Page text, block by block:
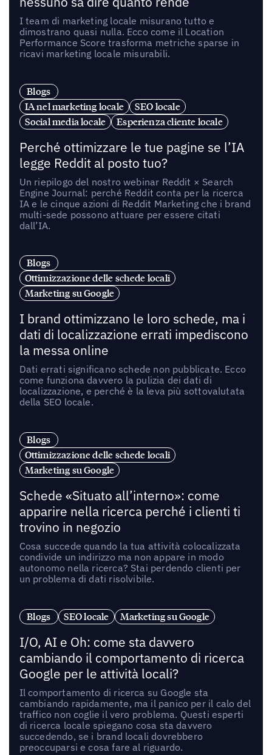
I team di marketing locale misurano tutto e
dimostrano quasi nulla. Ecco come il Location
Performance Score trasforma metriche sparse in
ricavi marketing locale misurabili.
Blogs
IA nel marketing locale
SEO locale
Social media locale
Esperienza cliente locale
Perché ottimizzare le tue pagine se l’IA
legge Reddit al posto tuo?
Un riepilogo del nostro webinar Reddit × Search
Engine Journal: perché Reddit conta per la ricerca
IA e le cinque azioni di Reddit Marketing che i brand
multi-sede possono attuare per essere citati
dall’IA.
Blogs
Ottimizzazione delle schede locali
Marketing su Google
I brand ottimizzano le loro schede, ma i
dati di localizzazione errati impediscono
la messa online
Dati errati significano schede non pubblicate. Ecco
come funziona davvero la pulizia dei dati di
localizzazione, e perché è la leva più sottovalutata
della SEO locale.
Blogs
Ottimizzazione delle schede locali
Marketing su Google
Schede «Situato all’interno»: come
apparire nella ricerca perché i clienti ti
trovino in negozio
Cosa succede quando la tua attività colocalizzata
condivide un indirizzo ma non appare in modo
autonomo nella ricerca? Stai perdendo clienti per
un problema di dati risolvibile.
Blogs SEO locale Marketing su Google
I/O, AI e Oh: come sta davvero
cambiando il comportamento di ricerca
Google per le attività locali?
Il comportamento di ricerca su Google sta
cambiando rapidamente, ma il panico per il calo del
traffico non coglie il vero problema. Questi esperti
di ricerca locale spiegano cosa sta davvero
succedendo, se i brand locali dovrebbero
preoccuparsi e cosa fare al riguardo.